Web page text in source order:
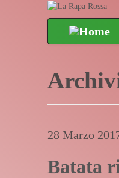
28 Marzo
Batata